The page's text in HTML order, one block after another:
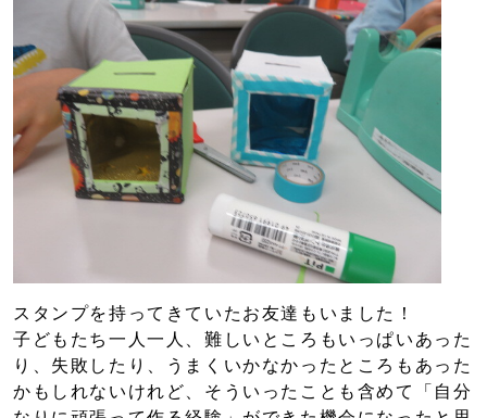
スタンプを持ってきていたお友達もいました！
子どもたち一人一人、難しいところもいっぱいあった
り、失敗したり、うまくいかなかったところもあった
かもしれないけれど、そういったことも含めて「自分